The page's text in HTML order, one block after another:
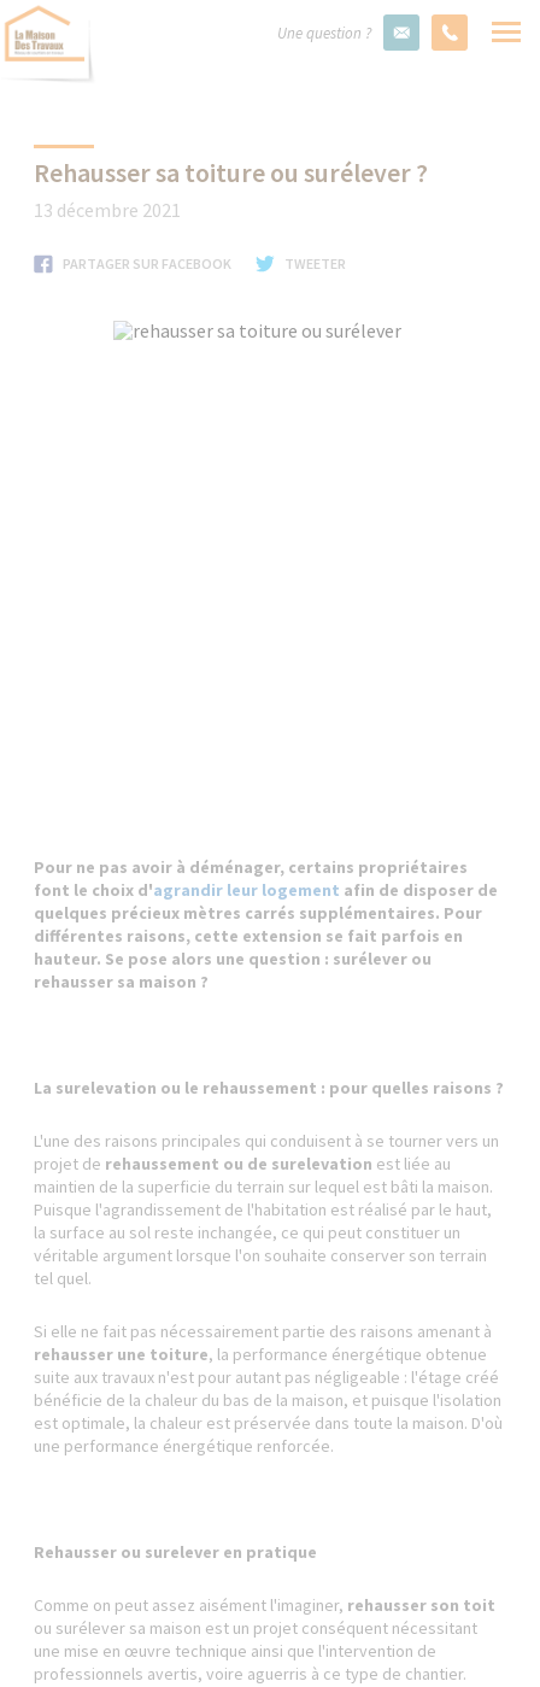
Une question ?
Rehausser sa toiture ou surélever ? ​​​​​​​
13 décembre 2021
PARTAGER SUR FACEBOOK TWEETER
Pour ne pas avoir à déménager, certains propriétaires
font le choix d'agrandir leur logement afin de disposer de
quelques précieux mètres carrés supplémentaires. Pour
différentes raisons, cette extension se fait parfois en
hauteur. Se pose alors une question : surélever ou
rehausser sa maison ?
La surelevation ou le rehaussement : pour quelles raisons ?
L'une des raisons principales qui conduisent à se tourner vers un
projet de rehaussement ou de surelevation est liée au
maintien de la superficie du terrain sur lequel est bâti la maison.
Puisque l'agrandissement de l'habitation est réalisé par le haut,
la surface au sol reste inchangée, ce qui peut constituer un
véritable argument lorsque l'on souhaite conserver son terrain
tel quel.
Si elle ne fait pas nécessairement partie des raisons amenant à
rehausser une toiture, la performance énergétique obtenue
suite aux travaux n'est pour autant pas négligeable : l'étage créé
bénéficie de la chaleur du bas de la maison, et puisque l'isolation
est optimale, la chaleur est préservée dans toute la maison. D'où
une performance énergétique renforcée.
Rehausser ou surelever en pratique
Comme on peut assez aisément l'imaginer, rehausser son toit
ou surélever sa maison est un projet conséquent nécessitant
une mise en œuvre technique ainsi que l'intervention de
professionnels avertis, voire aguerris à ce type de chantier.